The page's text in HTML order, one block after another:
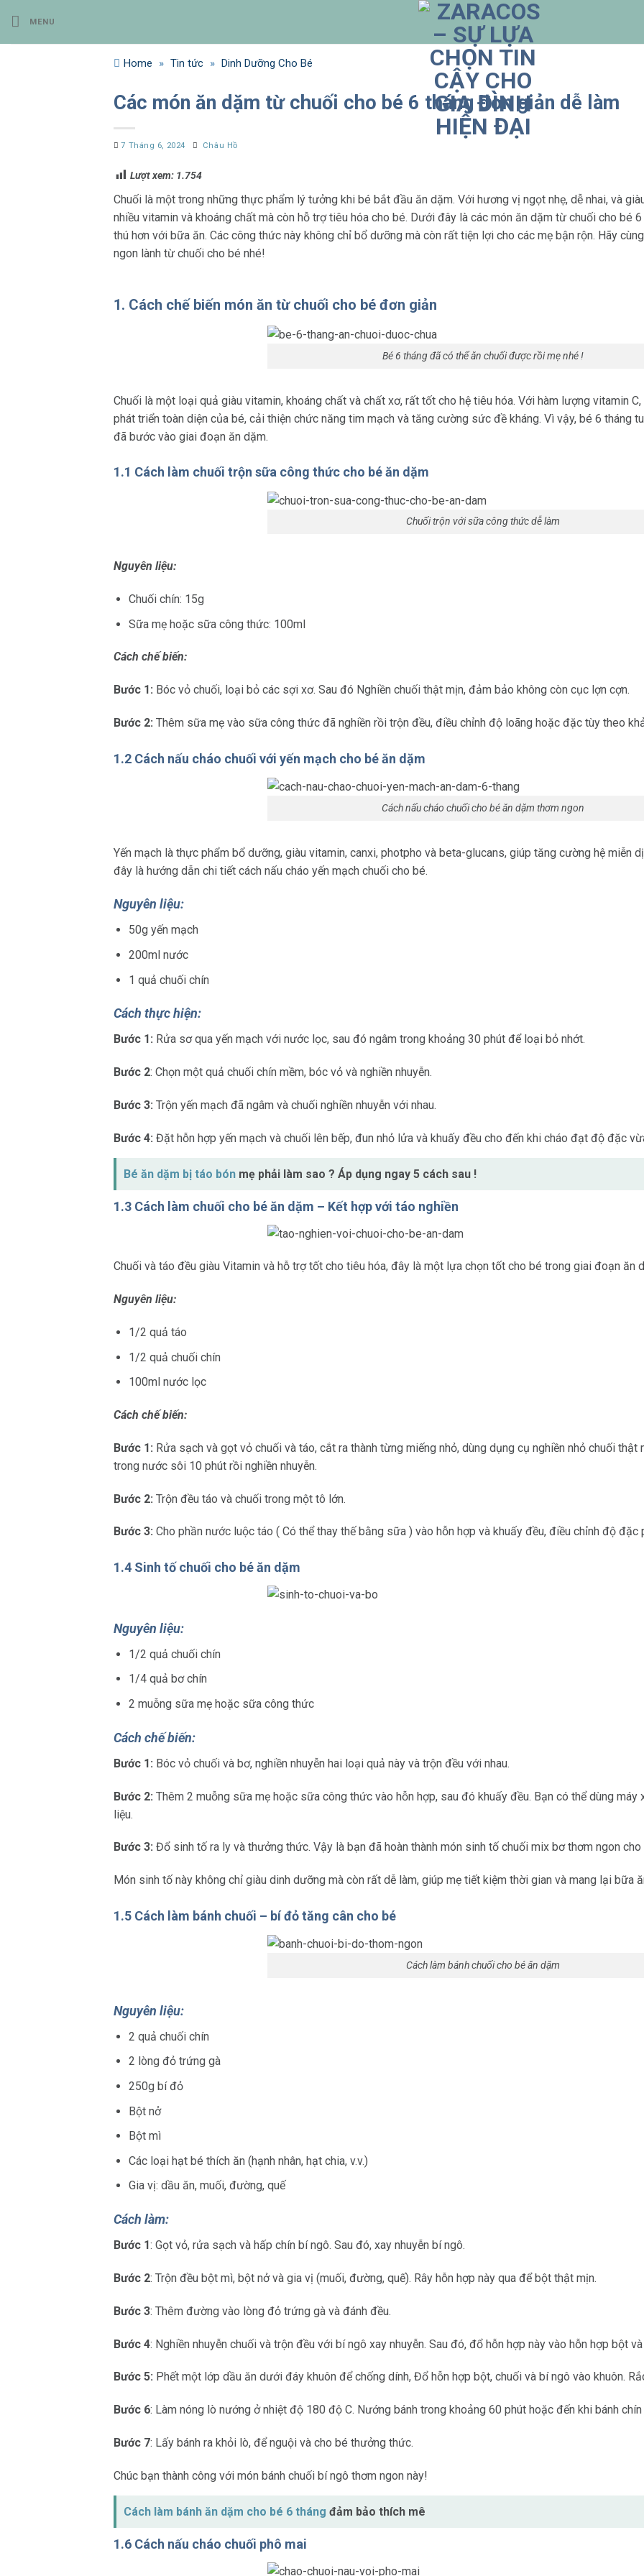
qua
nội
MENU
Home » Tin tức » Dinh Dưỡng Cho Bé
Các món ăn dặm từ chuối cho bé 6 tháng đơn giản dễ làm
7 Tháng 6, 2024 Châu Hồ
Lượt xem: 1.754
Chuối là một trong những thực phẩm lý tưởng khi bé bắt đầu ăn dặm. Với hương vị ngọt nhẹ, dễ nhai, và
nhiều vitamin và khoáng chất mà còn hỗ trợ tiêu hóa cho bé. Dưới đây là các món ăn dặm từ chuối cho bé
thú hơn với bữa ăn. Các công thức này không chỉ bổ dưỡng mà còn rất tiện lợi cho các mẹ bận rộn. Hãy
ngon lành từ chuối cho bé nhé!
1. Cách chế biến món ăn từ chuối cho bé đơn giản
Bé 6 tháng đã có thể ăn chuối được rồi mẹ nhé !
Chuối là một loại quả giàu vitamin, khoáng chất và chất xơ, rất tốt cho hệ tiêu hóa. Với hàm lượng vitamin
phát triển toàn diện của bé, cải thiện chức năng tim mạch và tăng cường sức đề kháng. Vì vậy, bé 6 tháng
đã bước vào giai đoạn ăn dặm.
1.1 Cách làm chuối trộn sữa công thức cho bé ăn dặm
Chuối trộn với sữa công thức dễ làm
Nguyên liệu:
Chuối chín: 15g
Sữa mẹ hoặc sữa công thức: 100ml
Cách chế biến:
Bước 1: Bóc vỏ chuối, loại bỏ các sợi xơ. Sau đó Nghiền chuối thật mịn, đảm bảo không còn cục lợn cợn.
Bước 2: Thêm sữa mẹ vào sữa công thức đã nghiền rồi trộn đều, điều chỉnh độ loãng hoặc đặc tùy theo
1.2 Cách nấu cháo chuối với yến mạch cho bé ăn dặm
Cách nấu cháo chuối cho bé ăn dặm thơm ngon
Yến mạch là thực phẩm bổ dưỡng, giàu vitamin, canxi, photpho và beta-glucans, giúp tăng cường hệ miễn
đây là hướng dẫn chi tiết cách nấu cháo yến mạch chuối cho bé.
Nguyên liệu:
50g yến mạch
200ml nước
1 quả chuối chín
Cách thực hiện:
Bước 1: Rửa sơ qua yến mạch với nước lọc, sau đó ngâm trong khoảng 30 phút để loại bỏ nhớt.
Bước 2: Chọn một quả chuối chín mềm, bóc vỏ và nghiền nhuyễn.
Bước 3: Trộn yến mạch đã ngâm và chuối nghiền nhuyễn với nhau.
Bước 4: Đặt hỗn hợp yến mạch và chuối lên bếp, đun nhỏ lửa và khuấy đều cho đến khi cháo đạt độ đặc
Bé ăn dặm bị táo bónmẹ phải làm sao ? Áp dụng ngay 5 cách sau !
1.3 Cách làm chuối cho bé ăn dặm – Kết hợp với táo nghiền
Chuối và táo đều giàu Vitamin và hỗ trợ tốt cho tiêu hóa, đây là một lựa chọn tốt cho bé trong giai đoạn ăn
Nguyên liệu:
1/2 quả táo
1/2 quả chuối chín
100ml nước lọc
Cách chế biến:
Bước 1: Rửa sạch và gọt vỏ chuối và táo, cắt ra thành từng miếng nhỏ, dùng dụng cụ nghiền nhỏ chuối
trong nước sôi 10 phút rồi nghiền nhuyễn.
Bước 2: Trộn đều táo và chuối trong một tô lớn.
Bước 3: Cho phần nước luộc táo ( Có thể thay thế bằng sữa ) vào hỗn hợp và khuấy đều, điều chỉnh độ đặc
1.4 Sinh tố chuối cho bé ăn dặm
Nguyên liệu:
1/2 quả chuối chín
1/4 quả bơ chín
2 muỗng sữa mẹ hoặc sữa công thức
Cách chế biến:
Bước 1: Bóc vỏ chuối và bơ, nghiền nhuyễn hai loại quả này và trộn đều với nhau.
Bước 2: Thêm 2 muỗng sữa mẹ hoặc sữa công thức vào hỗn hợp, sau đó khuấy đều. Bạn có thể dùng
liệu.
Bước 3: Đổ sinh tố ra ly và thưởng thức. Vậy là bạn đã hoàn thành món sinh tố chuối mix bơ thơm ngon cho
Món sinh tố này không chỉ giàu dinh dưỡng mà còn rất dễ làm, giúp mẹ tiết kiệm thời gian và mang lại bữa
1.5 Cách làm bánh chuối – bí đỏ tăng cân cho bé
Cách làm bánh chuối cho bé ăn dặm
Nguyên liệu:
2 quả chuối chín
2 lòng đỏ trứng gà
250g bí đỏ
Bột nở
Bột mì
Các loại hạt bé thích ăn (hạnh nhân, hạt chia, v.v.)
Gia vị: dầu ăn, muối, đường, quế
Cách làm:
Bước 1: Gọt vỏ, rửa sạch và hấp chín bí ngô. Sau đó, xay nhuyễn bí ngô.
Bước 2: Trộn đều bột mì, bột nở và gia vị (muối, đường, quế). Rây hỗn hợp này qua để bột thật mịn.
Bước 3: Thêm đường vào lòng đỏ trứng gà và đánh đều.
Bước 4: Nghiền nhuyễn chuối và trộn đều với bí ngô xay nhuyễn. Sau đó, đổ hỗn hợp này vào hỗn hợp bột
Bước 5: Phết một lớp dầu ăn dưới đáy khuôn để chống dính, Đổ hỗn hợp bột, chuối và bí ngô vào khuôn.
Bước 6: Làm nóng lò nướng ở nhiệt độ 180 độ C. Nướng bánh trong khoảng 60 phút hoặc đến khi bánh chín
Bước 7: Lấy bánh ra khỏi lò, để nguội và cho bé thưởng thức.
Chúc bạn thành công với món bánh chuối bí ngô thơm ngon này!
Cách làm bánh ăn dặm cho bé 6 tháng đảm bảo thích mê
1.6 Cách nấu cháo chuối phô mai